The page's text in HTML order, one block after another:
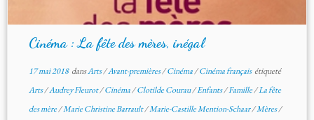
Cinéma : La fête des mères, inégal
17 mai 2018dansArts/Avant-premières/Cinéma/Cinéma français étiqueté
Arts/Audrey Fleurot/Cinéma/Clotilde Courau/Enfants/Famille/La fête
des mère/Marie Christine Barrault/Marie-Castille Mention-Schaar/Mères/